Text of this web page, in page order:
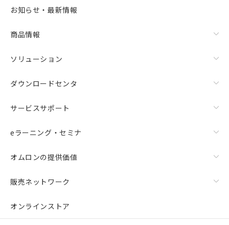
お知らせ・最新情報
商品情報
ソリューション
ダウンロードセンタ
サービスサポート
eラーニング・セミナ
オムロンの提供価値
販売ネットワーク
オンラインストア